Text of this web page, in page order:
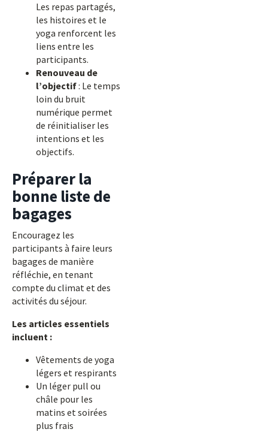
Les repas partagés,
les histoires et le
yoga renforcent les
liens entre les
participants.
Renouveau de
l’objectif: Le temps
loin du bruit
numérique permet
de réinitialiser les
intentions et les
objectifs.
Préparer la
bonne liste de
bagages
Encouragez les
participants à faire leurs
bagages de manière
réfléchie, en tenant
compte du climat et des
activités du séjour.
Les articles essentiels
incluent :
Vêtements de yoga
légers et respirants
Un léger pull ou
châle pour les
matins et soirées
plus frais